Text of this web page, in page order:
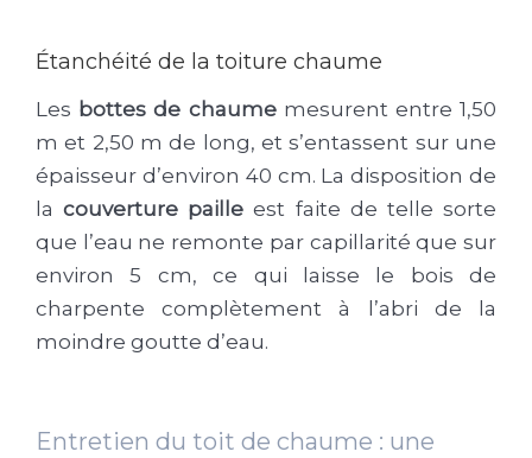
Étanchéité de la toiture chaume
Les bottes de chaumemesurent entre 1,50
m et 2,50 m de long, et s’entassent sur une
épaisseur d’environ 40 cm. La disposition de
lacouverture paille est faite de telle sorte
que l’eau ne remonte par capillarité que sur
environ 5 cm, ce qui laisse le bois de
charpente complètement à l’abri de la
moindre goutte d’eau.
Entretien du toit de chaume : une